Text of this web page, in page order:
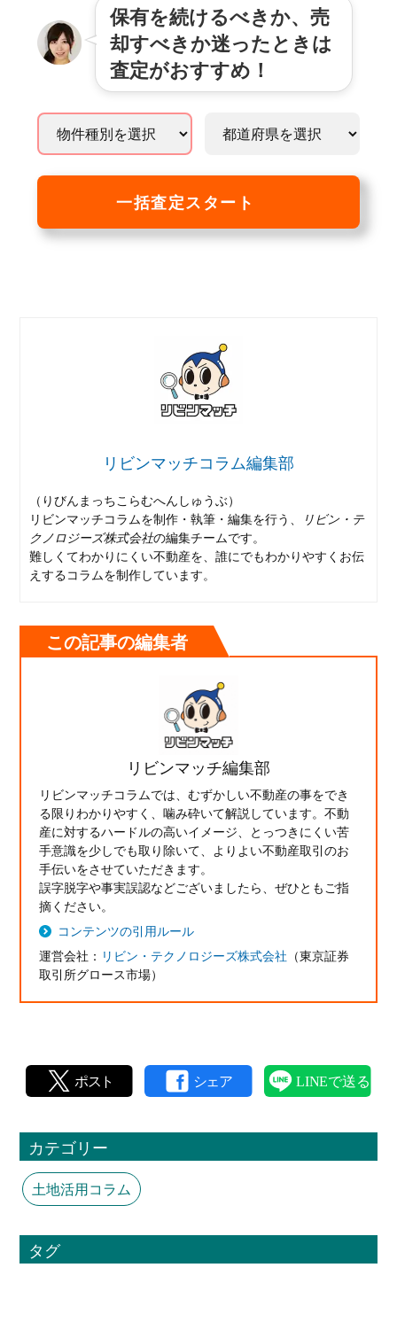
保有を続けるべきか、売
却すべきか迷ったときは
査定がおすすめ！
一括査定スタート
リビンマッチコラム編集部
（りびんまっちこらむへんしゅうぶ）
リビンマッチコラムを制作・執筆・編集を行う、
リビン・テ
クノロジーズ株式会社の編集チームです。
難しくてわかりにくい不動産を、誰にでもわかりやすくお伝
えするコラムを制作しています。
この記事の編集者
リビンマッチ編集部
リビンマッチコラムでは、むずかしい不動産の事をでき
る限りわかりやすく、噛み砕いて解説しています。不動
産に対するハードルの高いイメージ、とっつきにくい苦
手意識を少しでも取り除いて、よりよい不動産取引のお
手伝いをさせていただきます。
誤字脱字や事実誤認などございましたら、ぜひともご指
摘ください。
コンテンツの引用ルール
運営会社： リビン・テクノロジーズ株式会社 （東京証券
取引所グロース市場）
カテゴリー
土地活用コラム
タグ